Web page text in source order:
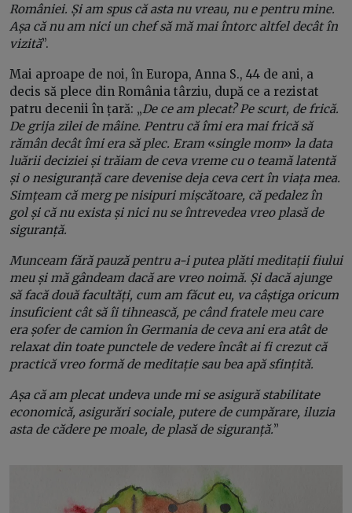
României. Și am spus că asta nu vreau, nu e pentru mine.
Așa că nu am nici un chef să mă mai întorc altfel decât în
vizită”.
Mai aproape de noi, în Europa, Anna S., 44 de ani, a
decis să plece din România târziu, după ce a rezistat
patru decenii în țară: „De ce am plecat? Pe scurt, de frică.
De grija zilei de mâine. Pentru că îmi era mai frică să
rămân decât îmi era să plec. Eram «single mom» la data
luării deciziei și trăiam de ceva vreme cu o teamă latentă
și o nesiguranță care devenise deja ceva cert în viața mea.
Simțeam că merg pe nisipuri mișcătoare, că pedalez în
gol și că nu exista și nici nu se întrevedea vreo plasă de
siguranță.
Munceam fără pauză pentru a-i putea plăti meditații fiului
meu și mă gândeam dacă are vreo noimă. Și dacă ajunge
să facă două facultăți, cum am făcut eu, va câștiga oricum
insuficient cât să îi tihnească, pe când fratele meu care
era șofer de camion în Germania de ceva ani era atât de
relaxat din toate punctele de vedere încât ai fi crezut că
practică vreo formă de meditație sau bea apă sfințită.
Așa că am plecat undeva unde mi se asigură stabilitate
economică, asigurări sociale, putere de cumpărare, iluzia
asta de cădere pe moale, de plasă de siguranță.”